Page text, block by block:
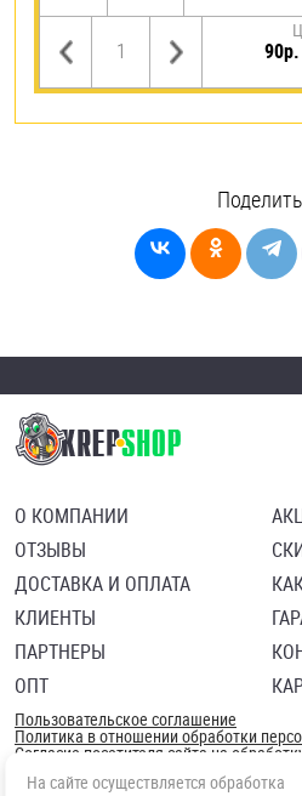
О КОМПАНИИ
ОТЗЫВЫ
ДОСТАВКА И ОПЛАТА
КЛИЕНТЫ
ПАРТНЕРЫ
ОПТ
Пользовательское соглашение
Политика в отношении обработки
Согласие посетителя сайта на
На сайте осуществляется обработка